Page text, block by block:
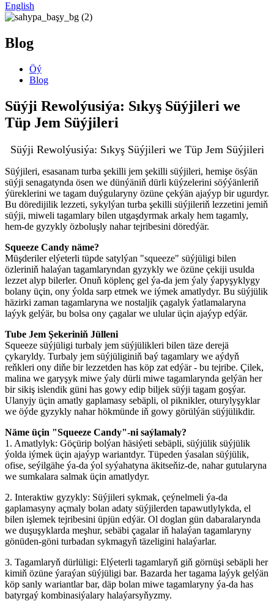
English
Blog
Öý
Blog
Süýji Rewolýusiýa: Sıkyş Süýjileri we
Tüp Jem Süýjileri
Süýji Rewolýusiýa: Sıkyş Süýjileri we Tüp Jem Süýjileri
Süýjileri, esasanam turba şekilli jem şekilli süýjileri, hemişe ösýän
süýji senagatynda ösen we dünýäniň dürli küýzelerini söýýänleriň
ýüreklerini we tagam duýgularyny özüne çekýän ajaýyp bir ugurdyr.
Bu döredijilik lezzeti, sykylýan turba şekilli süýjileriň lezzetini jemiň
süýji, miweli tagamlary bilen utgaşdyrmak arkaly hem tagamly,
hem-de gyzykly özboluşly nahar tejribesini döredýär.
Squeeze Candy näme?
Müşderiler elýeterli tüpde satylýan "squeeze" süýjüligi bilen
özleriniň halaýan tagamlaryndan gyzykly we özüne çekiji usulda
lezzet alyp bilerler. Onuň köplenç gel ýa-da jem ýaly ýapyşyklygy
bolany üçin, ony ýolda sarp etmek we iýmek amatlydyr. Bu süýjülik
häzirki zaman tagamlaryna we nostaljik çagalyk ýatlamalaryna
laýyk gelýär, bu bolsa ony çagalar we ulular üçin ajaýyp edýär.
Tube Jem Şekeriniň Jülleni
Squeeze süýjüligi turbaly jem süýjülikleri bilen täze derejä
çykaryldy. Turbaly jem süýjüliginiň baý tagamlary we aýdyň
reňkleri ony diňe bir lezzetden has köp zat edýär - bu tejribe. Çilek,
malina we garyşyk miwe ýaly dürli miwe tagamlarynda gelýän her
bir sikiş islendik güni has gowy edip biljek süýji tagam goşýar.
Ulanyjy üçin amatly gaplamasy sebäpli, ol piknikler, oturylyşyklar
we öýde gyzykly nahar hökmünde iň gowy görülýän süýjülikdir.
Näme üçin "Squeeze Candy"-ni saýlamaly?
1. Amatlylyk: Göçürip bolýan häsiýeti sebäpli, süýjülik süýjülik
ýolda iýmek üçin ajaýyp wariantdyr. Tüpeden ýasalan süýjülik,
ofise, seýilgähe ýa-da ýol syýahatyna äkitseňiz-de, nahar gutularyna
we sumkalara salmak üçin amatlydyr.
2. Interaktiw gyzykly: Süýjileri sykmak, çeýnelmeli ýa-da
gaplamasyny açmaly bolan adaty süýjilerden tapawutlylykda, el
bilen işlemek tejribesini üpjün edýär. Ol doglan gün dabaralarynda
we duşuşyklarda meşhur, sebäbi çagalar iň halaýan tagamlaryny
gönüden-göni turbadan sykmagyň täzeligini halaýarlar.
3. Tagamlaryň dürlüligi: Elýeterli tagamlaryň giň görnüşi sebäpli her
kimiň özüne ýaraýan süýjüligi bar. Bazarda her tagama laýyk gelýän
köp sanly wariantlar bar, däp bolan miwe tagamlaryny ýa-da has
batyrgaý kombinasiýalary halaýarsyňyzmy.